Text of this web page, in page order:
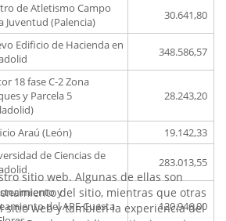
de Atletismo Campo
Juventud (Palencia)
30.641,80
Edificio de Hacienda en
348.586,57
18 fase C-2 Zona
y Parcela 5
28.243,20
Araú (León) 19.142,33
de Ciencias de
283.013,55
y
del APE Cuesta
120.946,00
sitio web. Algunas de ellas son
del sitio, mientras que otras
sitio web y también la experiencia del